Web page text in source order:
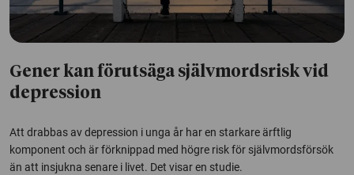
Gener kan förutsäga självmordsrisk vid
depression
Att drabbas av depression i unga år har en starkare ärftlig
komponent och är förknippad med högre risk för självmordsförsök
än att insjukna senare i livet. Det visar en studie.